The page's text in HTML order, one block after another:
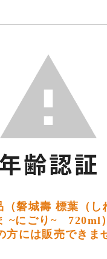
（磐城壽 標葉（し
~にごり~ 720ml
方には販売できま